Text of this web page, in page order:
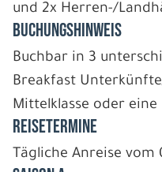
und 2x Herren-/
BUCHUNGSHINWEIS
Buchbar in 3
Breakfast
Mittelklasse oder eine
REISETERMINE
Tägliche Anreise vom